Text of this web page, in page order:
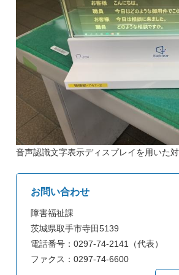
音声認識文字表示ディスプレイを用いた
お問い合わせ
障害福祉課
茨城県取手市寺田5139
電話番号：0297-74-2141（代表）
ファクス：0297-74-6600